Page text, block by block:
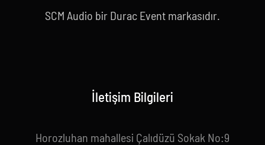
SCM Audio bir Durac Event markasıdır.
İletişim Bilgileri
Horozluhan mahallesi Çalıdüzü Sokak No:9